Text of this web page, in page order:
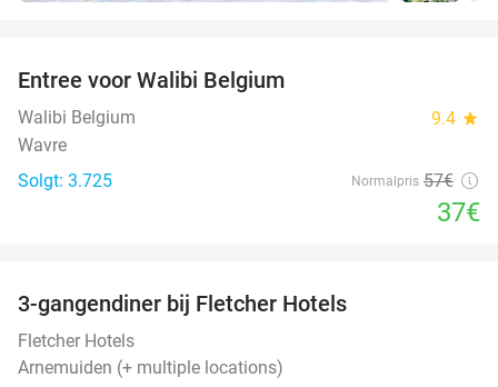
Entree voor Walibi Belgium
Walibi Belgium 9.4 star
Wavre
Solgt: 3.725
Normalpris 57€
37€
3-gangendiner bij Fletcher Hotels
Fletcher Hotels
Arnemuiden (+ multiple locations)